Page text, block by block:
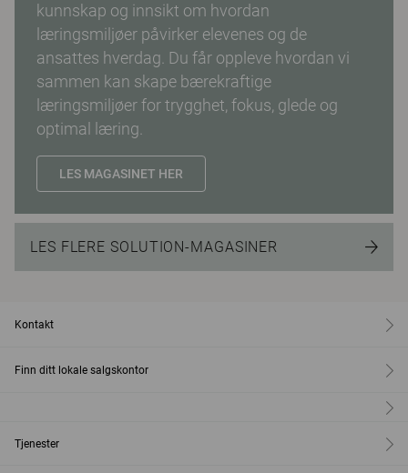
kunnskap og innsikt om hvordan
læringsmiljøer påvirker elevenes og de
ansattes hverdag. Du får oppleve hvordan vi
sammen kan skape bærekraftige
læringsmiljøer for trygghet, fokus, glede og
optimal læring.
LES MAGASINET HER
LES FLERE SOLUTION-MAGASINER
Kontakt
Finn ditt lokale salgskontor
Tjenester